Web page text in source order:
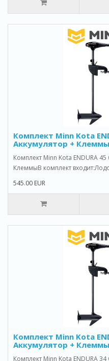
Комплект Minn Kota
Аккумулятор + Клеммы
Комплект Minn Kota ENDURA
КлеммыВ комплект
545.00 EUR
Комплект Minn Kota
Аккумулятор + Клеммы
Комплект Minn Kota ENDURA